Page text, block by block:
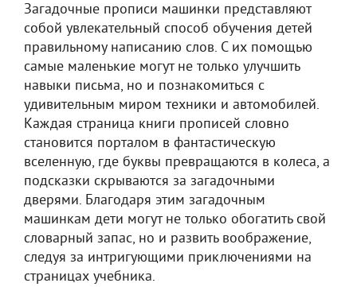
Загадочные прописи машинки представляют
собой увлекательный способ обучения детей
правильному написанию слов. С их помощью
самые маленькие могут не только улучшить
навыки письма, но и познакомиться с
удивительным миром техники и автомобилей.
Каждая страница книги прописей словно
становится порталом в фантастическую
вселенную, где буквы превращаются в колеса, а
подсказки скрываются за загадочными
дверями. Благодаря этим загадочным
машинкам дети могут не только обогатить свой
словарный запас, но и развить воображение,
следуя за интригующими приключениями на
страницах учебника.